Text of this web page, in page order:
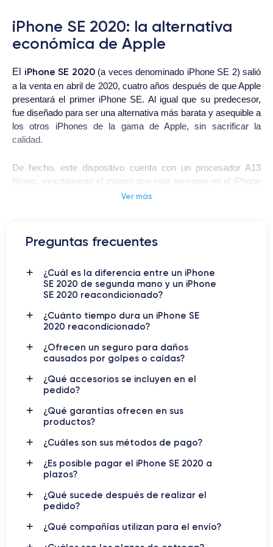
iPhone SE 2020: la alternativa
económica de Apple
El iPhone SE 2020(a veces denominado iPhone SE 2) salió
a la venta en abril de 2020, cuatro años después de que Apple
presentará el primer iPhone SE. Al igual que su predecesor,
fue diseñado para ser una alternativa más barata y asequible a
los otros iPhones de la gama de Apple, sin sacrificar la
calidad.
De hecho, este dispositivo cuenta con un procesador A13
Bionic, exactamente el mismo que está presente en el iPhone
11, lo que le permite ofrecer una experiencia de usuario fluida
su cámara de 12 megapíxeles captura imágenes de alta
calidad.
iPhone SE 2020también cuenta con el famoso botón
Touch ID de Apple con sensor de huellas dactilares, lo que le
todos los iPhones y iPods lanzados antes del iPhone X.
El iPhone SE fue lanzado en 2020 con la última versión del
sistema operativo iOS en ese momento, iOS 13, pero es
última versión lanzada por Apple.
Si quieres ver la ficha técnica detallada,
técnica del iPhone SE 2020
Diseño del iPhone SE 2020
Cómo es el iPhone SE 2020
El iPhone SE 2 es un móvil relativamente pequeño y
Ver más
Preguntas frecuentes
¿Cuál es la diferencia entre un iPhone
SE 2020 de segunda mano y un iPhone
SE 2020 reacondicionado?
¿Cuánto tiempo dura un iPhone SE
2020 reacondicionado?
¿Ofrecen un seguro para daños
causados por golpes o caídas?
¿Qué accesorios se incluyen en el
pedido?
¿Qué garantías ofrecen en sus
productos?
¿Cuáles son sus métodos de pago?
¿Es posible pagar el iPhone SE 2020 a
plazos?
¿Qué sucede después de realizar el
pedido?
¿Qué compañías utilizan para el envío?